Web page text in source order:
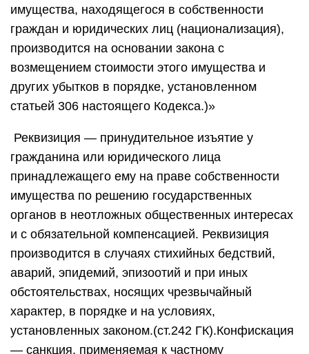
имущества, находящегося в собственности
граждан и юридических лиц (национализация),
производится на основании закона с
возмещением стоимости этого имущества и
других убытков в порядке, установленном
статьей 306 настоящего Кодекса.)»
Реквизиция — принудительное изъятие у
гражданина или юридического лица
принадлежащего ему на праве собственности
имущества по решению государственных
органов в неотложных общественных интересах
и с обязательной компенсацией. Реквизиция
производится в случаях стихийных бедствий,
аварий, эпидемий, эпизоотий и при иных
обстоятельствах, носящих чрезвычайный
характер, в порядке и на условиях,
установленных законом.(ст.242 ГК).Конфискация
— санкция, применяемая к частному